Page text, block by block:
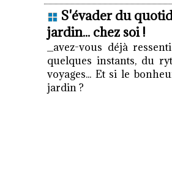
S'évader du
jardin... chez soi !
_avez-vous déjà
quelques instants, du
voyages... Et si le
jardin ?